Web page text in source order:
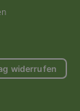
widerrufen